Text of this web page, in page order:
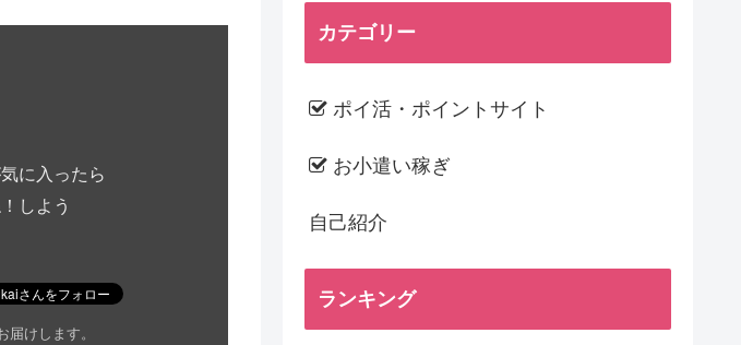
に入ったら
しよう
届けします。
カテゴリー
ポイ活・ポイントサイト
お小遣い稼ぎ
自己紹介
ランキング